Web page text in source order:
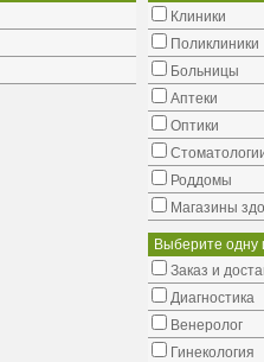
Клиники
Поликлиники
Больницы
Аптеки
Оптики
Роддомы
Магазины
Выберите одну
Заказ и
Диагностика
Венеролог
Гинекология